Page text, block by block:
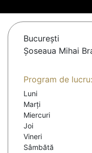
Bucureşti
Șoseaua Mihai
Program de lucru:
Luni
Marți
Miercuri
Joi
Vineri
Sâmbătă